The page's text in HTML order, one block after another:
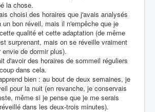
la chose.
choisi des horaires que j'avais analysés
bon réveil, mais il n'empêche que je
qualité et cette adaptation (de même
surprenant, mais on se réveille vraiment
de dormir plus).
d'avoir des horaires de sommeil réguliers
dans cela.
bien : au bout de deux semaines, je
pour la nuit (en revanche, je conservais
même si je pense que je me serais
dans les deux-trois minutes).